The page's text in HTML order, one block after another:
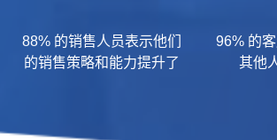
88% 的销售人员表示他们
的销售策略和能力提升了
96% 的
其他